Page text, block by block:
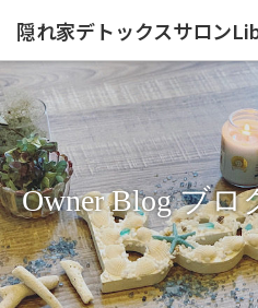
隠れ家デトックスサロン
Owner Blog ブロ